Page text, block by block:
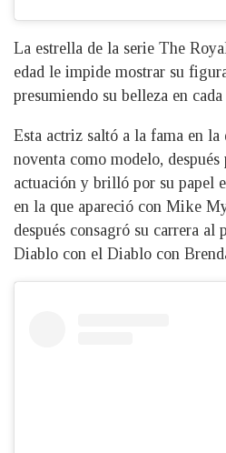
La estrella de la serie The
edad le impide mostrar su
presumiendo su belleza en
Esta actriz saltó a la fama en la
noventa como modelo,
actuación y brilló por su papel
en la que apareció con Mike
después consagró su carrera
Diablo con el Diablo con